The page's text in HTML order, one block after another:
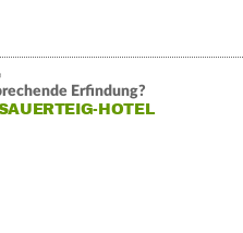
Erfindung?
HOTEL